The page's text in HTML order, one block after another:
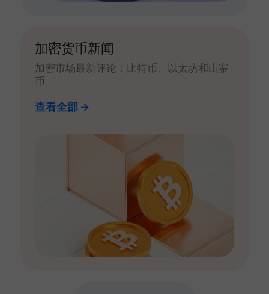
加密货币新闻
加密市场最新评论：比特币、以太坊和山寨
币
查看全部